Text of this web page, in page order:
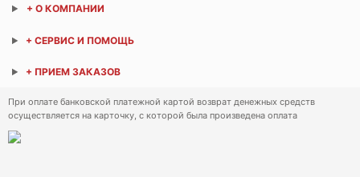
+ О КОМПАНИИ
+ СЕРВИС И ПОМОЩЬ
+ ПРИЕМ ЗАКАЗОВ
При оплате банковской платежной картой возврат денежных средств
осуществляется на карточку, с которой была произведена оплата